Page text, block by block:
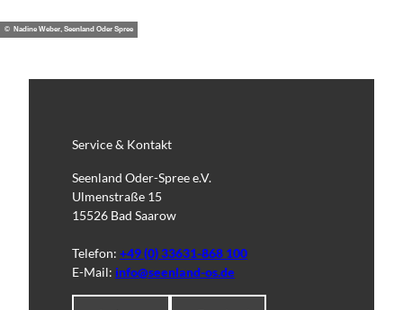
© Nadine Weber, Seenland Oder Spree
Service & Kontakt
Seenland Oder-Spree e.V.
Ulmenstraße 15
15526 Bad Saarow
Telefon: +49 (0) 33631-868 100
E-Mail: info@seenland-os.de